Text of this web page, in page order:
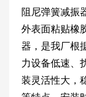
阻尼弹簧减振
外表面粘贴橡
器，是我厂根
力设备低速、
装灵活性大，